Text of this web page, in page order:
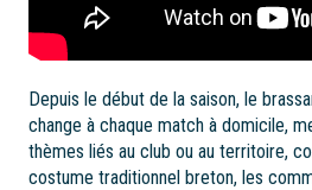
Depuis le début de la saison, le
change à chaque match à domicile,
thèmes liés au club ou au territoire,
costume traditionnel breton, les